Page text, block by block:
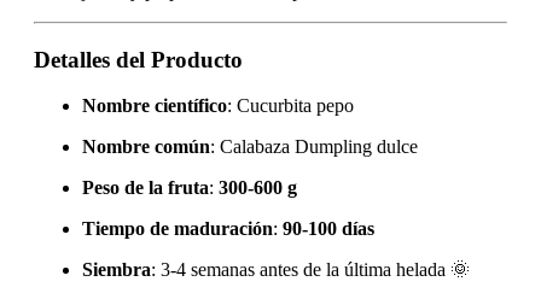
Detalles del Producto
Nombre científico: Cucurbita pepo
Nombre común: Calabaza Dumpling dulce
Peso de la fruta: 300-600 g
Tiempo de maduración: 90-100 días
Siembra: 3-4 semanas antes de la última helada 🌞